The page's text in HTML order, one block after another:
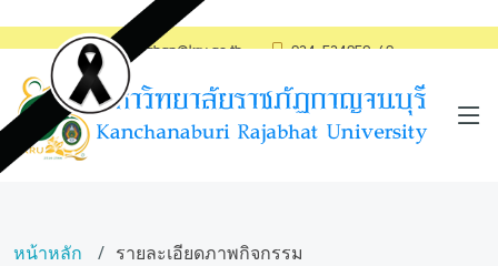
saraban@kru.ac.th 034-534059-60
หน้าหลัก รายละเอียดภาพกิจกรรม